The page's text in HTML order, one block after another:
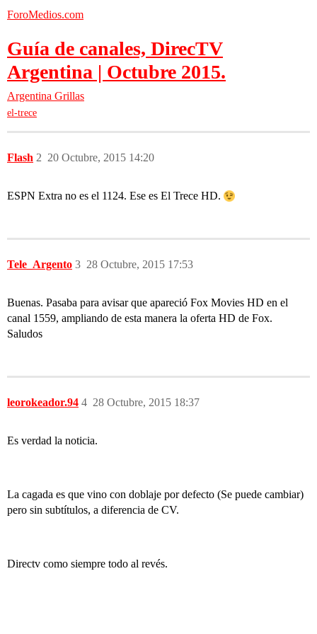
ForoMedios.com
Guía de canales, DirecTV
Argentina | Octubre 2015.
Argentina Grillas
el-trece
Flash 20 Octubre, 2015 14:20
2
ESPN Extra no es el 1124. Ese es El Trece HD.
Tele_Argento 28 Octubre, 2015 17:53
3
Buenas. Pasaba para avisar que apareció Fox Movies HD en el
canal 1559, ampliando de esta manera la oferta HD de Fox.
Saludos
leorokeador.94 28 Octubre, 2015 18:37
4
Es verdad la noticia.
La cagada es que vino con doblaje por defecto (Se puede cambiar)
pero sin subtítulos, a diferencia de CV.
Directv como siempre todo al revés.